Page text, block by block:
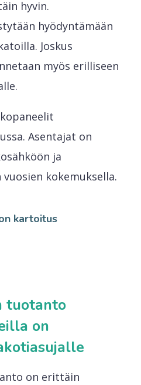
hyvin.
hyödyntämään
Joskus
myös erilliseen
Asentajat on
ja
kokemuksella.
kartoitus
tuotanto
on
on erittäin